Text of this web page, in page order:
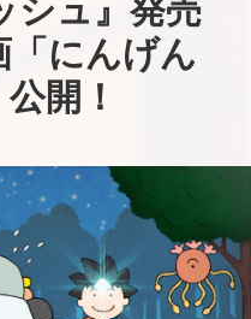
シュ』発売
「にんげん
開！